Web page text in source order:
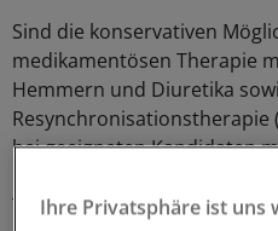
Sind die konservativen
medikamentösen Therapie
Hemmern und Diuretika
Resynchronisationstherapie
bei geeigneten Kandidaten
Therapieoption für einen
Ihre Privatsphäre ist uns